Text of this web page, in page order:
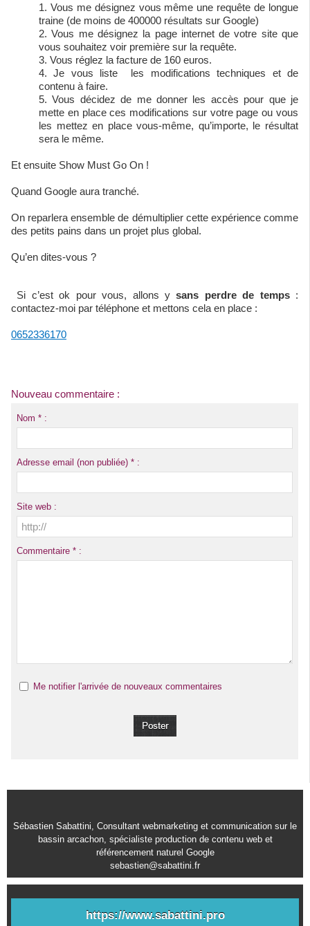
Vous me désignez vous même une requête de longue
traine (de moins de 400000 résultats sur Google)
Vous me désignez la page internet de votre site que
vous souhaitez voir première sur la requête.
Vous réglez la facture de 160 euros.
Je vous liste les modifications techniques et de
contenu à faire.
Vous décidez de me donner les accès pour que je
mette en place ces modifications sur votre page ou vous
les mettez en place vous-même, qu’importe, le résultat
sera le même.
Et ensuite Show Must Go On !
Quand Google aura tranché.
On reparlera ensemble de démultiplier cette expérience comme
des petits pains dans un projet plus global.
Qu’en dites-vous ?
Si c’est ok pour vous, allons ysans perdre de temps:
contactez-moi par téléphone et mettons cela en place :
0652336170
Nouveau commentaire :
Nom * :
Adresse email (non publiée) * :
Site web :
Commentaire * :
Me notifier l'arrivée de nouveaux commentaires
Sébastien Sabattini, Consultant webmarketing et communication sur le
bassin arcachon, spécialiste production de contenu web et
référencement naturel Google
sebastien@sabattini.fr
https://www.sabattini.pro